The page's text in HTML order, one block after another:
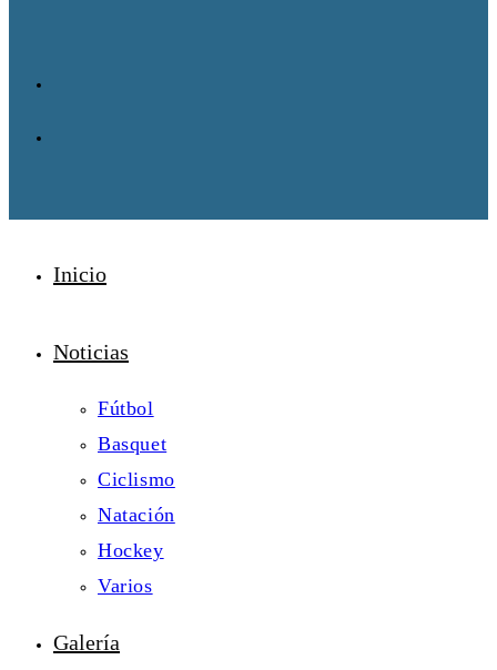
Inicio
Noticias
Fútbol
Basquet
Ciclismo
Natación
Hockey
Varios
Galería